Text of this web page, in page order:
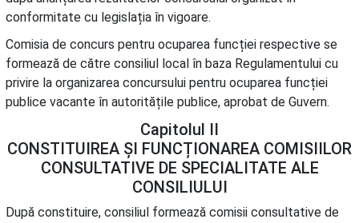
conformitate cu legislația în vigoare.
Comisia de concurs pentru ocuparea funcției respective se
formează de către consiliul local în baza Regulamentului cu
privire la organizarea concursului pentru ocuparea funcției
publice vacante în autoritățile publice, aprobat de Guvern.
Capitolul II
CONSTITUIREA ȘI FUNCȚIONAREA COMISIILOR
CONSULTATIVE DE SPECIALITATE ALE
CONSILIULUI
După constituire, consiliul formează comisii consultative de